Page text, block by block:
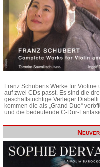
Franz Schuberts Werke für
auf zwei CDs passt. Es sind die
geschäftstüchtige Verleger
kommen die als „Grand Duo“
und die bedeutende C-Dur-